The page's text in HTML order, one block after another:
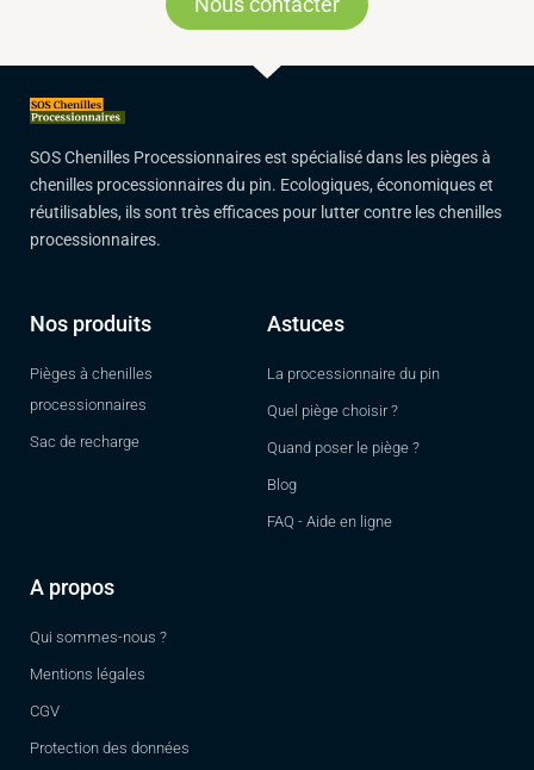
SOS Chenilles Processionnaires est spécialisé dans les pièges à
chenilles processionnaires du pin. Ecologiques, économiques et
réutilisables, ils sont très efficaces pour lutter contre les chenilles
processionnaires.
Nos produits
Pièges à chenilles
processionnaires
Sac de recharge
Astuces
La processionnaire du pin
Quel piège choisir ?
Quand poser le piège ?
Blog
FAQ - Aide en ligne
A propos
Qui sommes-nous ?
Mentions légales
CGV
Protection des données